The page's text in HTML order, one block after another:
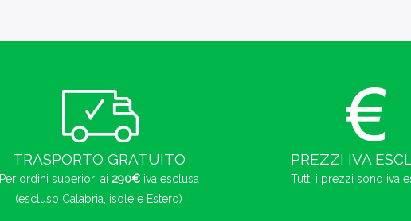
TRASPORTO GRATUITO
Per ordini superiori ai 290€iva esclusa
(escluso Calabria, isole e Estero)
PREZZI IVA
Tutti i prezzi sono iva